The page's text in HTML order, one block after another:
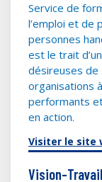
Service de
l’emploi et de
personnes
est le trait
désireuses de
organisations
performants
en action.
Visiter le site
Vision-Travail